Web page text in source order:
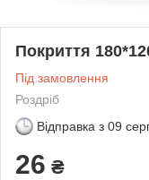
Покриття
Під замовлення
Роздріб
Відправка з 09
26 ₴